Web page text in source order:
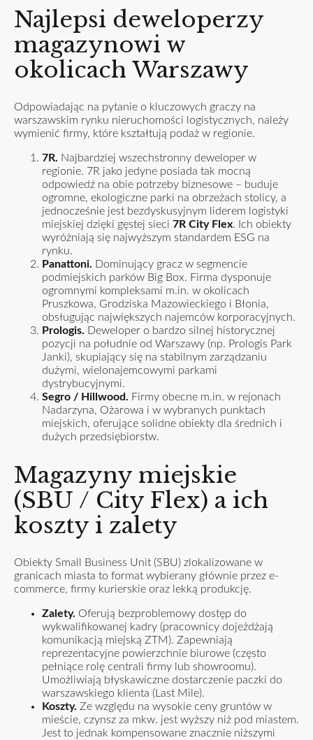
Najlepsi deweloperzy
magazynowi w
okolicach Warszawy
Odpowiadając na pytanie o kluczowych graczy na
warszawskim rynku nieruchomości logistycznych, należy
wymienić firmy, które kształtują podaż w regionie.
7R. Najbardziej wszechstronny deweloper w
regionie. 7R jako jedyne posiada tak mocną
odpowiedź na obie potrzeby biznesowe – buduje
ogromne, ekologiczne parki na obrzeżach stolicy, a
jednocześnie jest bezdyskusyjnym liderem logistyki
miejskiej dzięki gęstej sieci 7R City Flex. Ich obiekty
wyróżniają się najwyższym standardem ESG na
rynku.
Panattoni. Dominujący gracz w segmencie
podmiejskich parków Big Box. Firma dysponuje
ogromnymi kompleksami m.in. w okolicach
Pruszkowa, Grodziska Mazowieckiego i Błonia,
obsługując największych najemców korporacyjnych.
Prologis. Deweloper o bardzo silnej historycznej
pozycji na południe od Warszawy (np. Prologis Park
Janki), skupiający się na stabilnym zarządzaniu
dużymi, wielonajemcowymi parkami
dystrybucyjnymi.
Segro / Hillwood. Firmy obecne m.in. w rejonach
Nadarzyna, Ożarowa i w wybranych punktach
miejskich, oferujące solidne obiekty dla średnich i
dużych przedsiębiorstw.
Magazyny miejskie
(SBU / City Flex) a ich
koszty i zalety
Obiekty Small Business Unit (SBU) zlokalizowane w
granicach miasta to format wybierany głównie przez e-
commerce, firmy kurierskie oraz lekką produkcję.
Zalety. Oferują bezproblemowy dostęp do
wykwalifikowanej kadry (pracownicy dojeżdżają
komunikacją miejską ZTM). Zapewniają
reprezentacyjne powierzchnie biurowe (często
pełniące rolę centrali firmy lub showroomu).
Umożliwiają błyskawiczne dostarczenie paczki do
warszawskiego klienta (Last Mile).
Koszty. Ze względu na wysokie ceny gruntów w
mieście, czynsz za mkw. jest wyższy niż pod miastem.
Jest to jednak kompensowane znacznie niższymi